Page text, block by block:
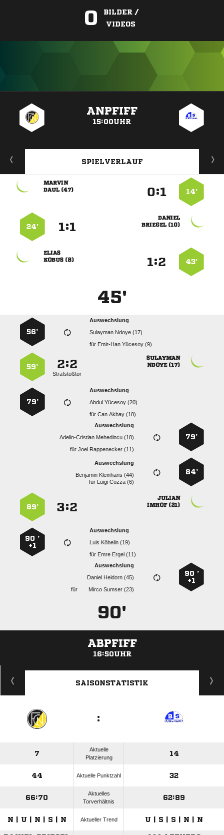
0
BILDER /
VIDEOS
ANPFIFF
15:00UHR
SPIELVERLAUF
14’
:

 

 
:
24’
43’
:

 
45'
Auswechslung
  
für   
56’

 
:
Strafstoßtor
59’
Auswechslung
  
für  
79’
79’
Auswechslung
  
für  
84’
Auswechslung
  
für   

 
:
89’
Auswechslung
  
für   
90 ’
+1
90 ’
+1
Auswechslung
  
für
  
90'
ABPFIFF
16:50UHR
ANZEIGE
SAISONSTATISTIK
:
7
Aktuelle
Platzierung
14
44 Aktuelle Punktzahl 32
66:70
Aktuelles
Torverhältnis
62:89
N | U | N | S | N Aktueller Trend U | S | S | N | N